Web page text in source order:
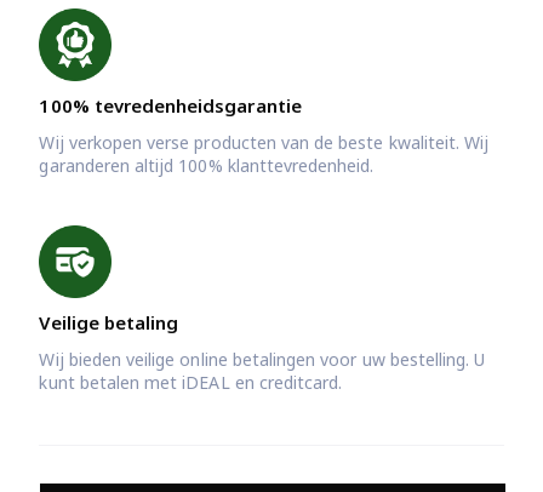
100% tevredenheidsgarantie
Wij verkopen verse producten van de beste kwaliteit. Wij
garanderen altijd 100% klanttevredenheid.
Veilige betaling
Wij bieden veilige online betalingen voor uw bestelling. U
kunt betalen met iDEAL en creditcard.